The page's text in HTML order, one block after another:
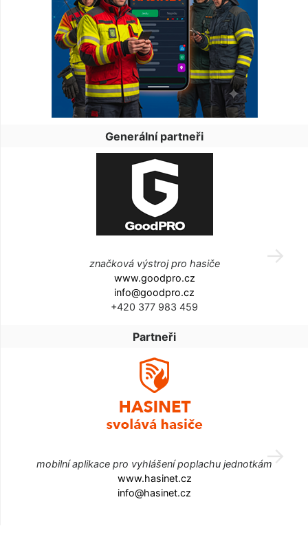
Generální partneři
značková výstroj pro hasiče
www.goodpro.cz
info@goodpro.cz
+420 377 983 459
Partneři
mobilní aplikace pro vyhlášení poplachu jednotkám
www.hasinet.cz
info@hasinet.cz